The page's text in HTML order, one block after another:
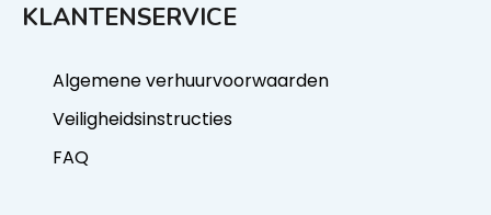
KLANTENSERVICE
Algemene verhuurvoorwaarden
Veiligheidsinstructies
FAQ